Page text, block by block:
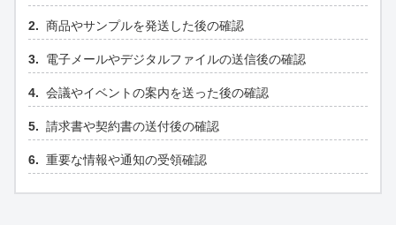
商品やサンプルを発送した後の確認
電子メールやデジタルファイルの送信後の確認
会議やイベントの案内を送った後の確認
請求書や契約書の送付後の確認
重要な情報や通知の受領確認